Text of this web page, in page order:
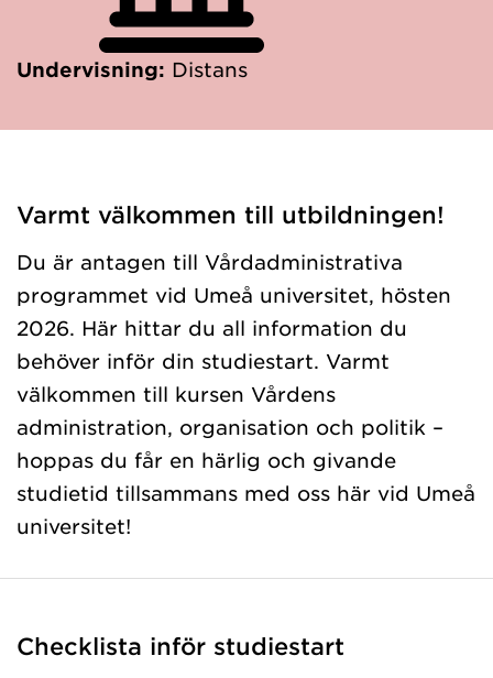
Undervisning: Distans
Varmt välkommen till utbildningen!
Du är antagen till Vårdadministrativa
programmet vid Umeå universitet, hösten
2026. Här hittar du all information du
behöver inför din studiestart. Varmt
välkommen till kursen Vårdens
administration, organisation och politik –
hoppas du får en härlig och givande
studietid tillsammans med oss här vid Umeå
universitet!
Checklista inför studiestart